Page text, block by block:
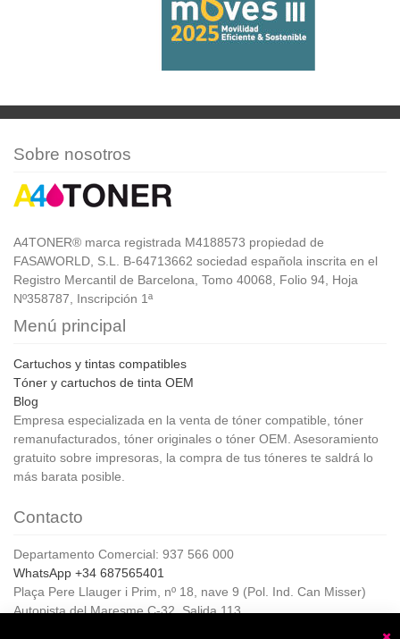
Sobre nosotros
A4TONER® marca registrada M4188573 propiedad de
FASAWORLD, S.L. B-64713662 sociedad española inscrita en el
Registro Mercantil de Barcelona, Tomo 40068, Folio 94, Hoja
Nº358787, Inscripción 1ª
Menú principal
Cartuchos y tintas compatibles
Tóner y cartuchos de tinta OEM
Blog
Empresa especializada en la venta de tóner compatible, tóner
remanufacturados, tóner originales o tóner OEM. Asesoramiento
gratuito sobre impresoras, la compra de tus tóneres te saldrá lo
más barata posible.
Contacto
Departamento Comercial: 937 566 000
WhatsApp +34 687565401
Plaça Pere Llauger i Prim, nº 18, nave 9 (Pol. Ind. Can Misser)
Autopista del Maresme C-32, Salida 113